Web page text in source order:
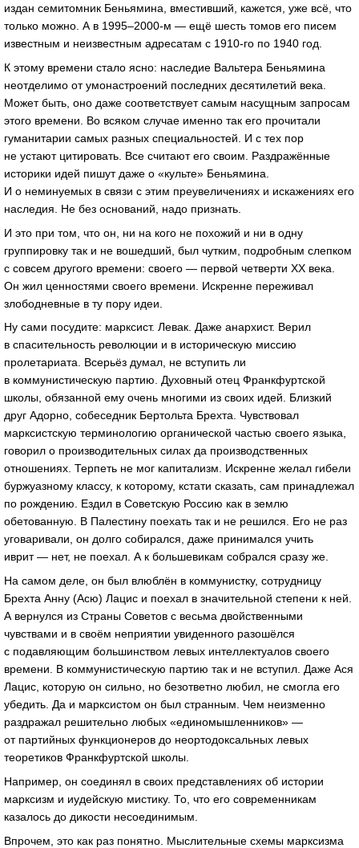
издан семитомник Беньямина, вместивший, кажется, уже всё, что
только можно. А в 1995–2000-м — ещё шесть томов его писем
известным и неизвестным адресатам с 1910-го по 1940 год.
К этому времени стало ясно: наследие Вальтера Беньямина
неотделимо от умонастроений последних десятилетий века.
Может быть, оно даже соответствует самым насущным запросам
этого времени. Во всяком случае именно так его прочитали
гуманитарии самых разных специальностей. И с тех пор
не устают цитировать. Все считают его своим. Раздражённые
историки идей пишут даже о «культе» Беньямина.
И о неминуемых в связи с этим преувеличениях и искажениях его
наследия. Не без оснований, надо признать.
И это при том, что он, ни на кого не похожий и ни в одну
группировку так и не вошедший, был чутким, подробным слепком
с совсем другого времени: своего — первой четверти ХХ века.
Он жил ценностями своего времени. Искренне переживал
злободневные в ту пору идеи.
Ну сами посудите: марксист. Левак. Даже анархист. Верил
в спасительность революции и в историческую миссию
пролетариата. Всерьёз думал, не вступить ли
в коммунистическую партию. Духовный отец Франкфуртской
школы, обязанной ему очень многими из своих идей. Близкий
друг Адорно, собеседник Бертольта Брехта. Чувствовал
марксистскую терминологию органической частью своего языка,
говорил о производительных силах да производственных
отношениях. Терпеть не мог капитализм. Искренне желал гибели
буржуазному классу, к которому, кстати сказать, сам принадлежал
по рождению. Ездил в Советскую Россию как в землю
обетованную. В Палестину поехать так и не решился. Его не раз
уговаривали, он долго собирался, даже принимался учить
иврит — нет, не поехал. А к большевикам собрался сразу же.
На самом деле, он был влюблён в коммунистку, сотрудницу
Брехта Анну (Асю) Лацис и поехал в значительной степени к ней.
А вернулся из Страны Советов с весьма двойственными
чувствами и в своём неприятии увиденного разошёлся
с подавляющим большинством левых интеллектуалов своего
времени. В коммунистическую партию так и не вступил. Даже Ася
Лацис, которую он сильно, но безответно любил, не смогла его
убедить. Да и марксистом он был странным. Чем неизменно
раздражал решительно любых «единомышленников» —
от партийных функционеров до неортодоксальных левых
теоретиков Франкфуртской школы.
Например, он соединял в своих представлениях об истории
марксизм и иудейскую мистику. То, что его современникам
казалось до дикости несоединимым.
Впрочем, это как раз понятно. Мыслительные схемы марксизма